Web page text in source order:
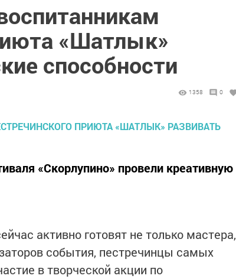
«Шатлык»
способности
1358 0
«Скорлупино» провели креативную
активно готовят не только мастера,
события, пестречинцы самых
в творческой акции по